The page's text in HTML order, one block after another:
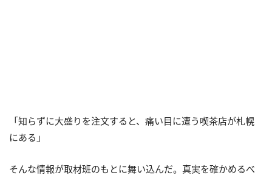
「知らずに大盛りを注文すると、痛い目に遭う喫茶店が札幌
にある」
そんな情報が取材班のもとに舞い込んだ。真実を確かめるべ